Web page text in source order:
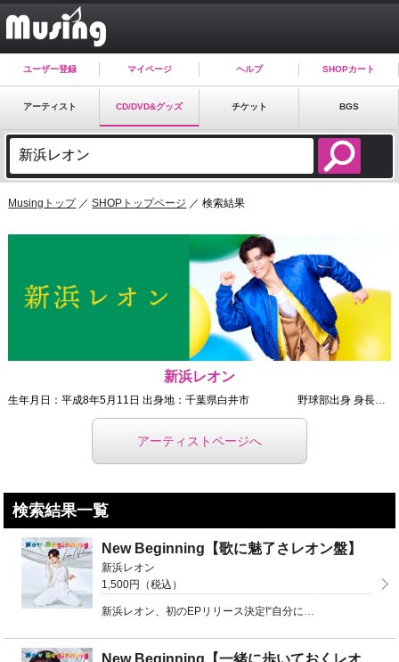
ユーザー登録 マイページ ヘルプ SHOPカート
アーティスト CD/DVD&グッズ チケット BGS
Musingトップ／SHOPトップページ ／ 検索結果
新浜レオン
生年月日：平成8年5月11日 出身地：千葉県白井市 野球部出身 身長：180cm ...
アーティストページへ
検索結果一覧
New Beginning【歌に魅了さレオン盤】
新浜レオン
1,500円（税込）
新浜レオン、初のEPリリース決定!“自分にしかできない唯一無二の新たな挑戦へと踏み出す”自身の強い決 ...